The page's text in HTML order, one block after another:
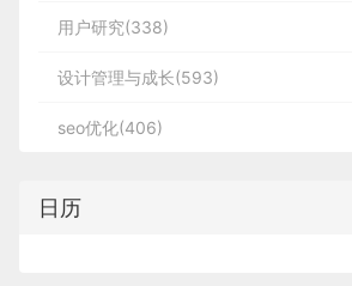
用户研究(338)
设计管理与成长(593)
seo优化(406)
日历